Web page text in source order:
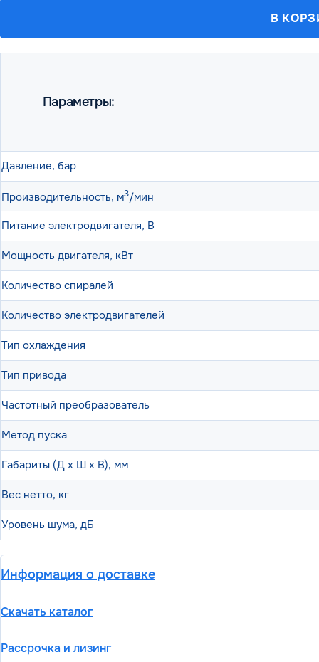
В
Параметры:
Давление, бар
Производительность, м3/мин
Питание электродвигателя, В
Мощность двигателя, кВт
Количество спиралей
Количество электродвигателей
Тип охлаждения
Тип привода
Частотный преобразователь
Метод пуска
Габариты (Д х Ш х В), мм
Вес нетто, кг
Уровень шума, дБ
Информация о доставке
Скачать каталог
Рассрочка и лизинг